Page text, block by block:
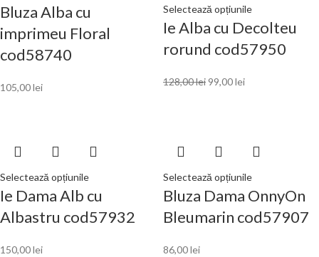
Bluza Alba cu
imprimeu Floral
cod58740
105,00lei
Selectează opțiunile
Ie Alba cu Decolteu
rorund cod57950
128,00lei 99,00lei
Selectează opțiunile
Ie Dama Alb cu
Albastru cod57932
150,00lei
Selectează opțiunile
Bluza Dama OnnyOn
Bleumarin cod57907
86,00lei